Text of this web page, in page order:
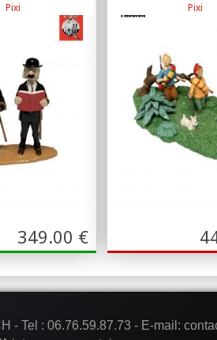
Pixi
- Le temple du
349.00 €
Pixi
Pixi 3ème collection -
- Tel : 06.76.59.87.73 - E-mail: